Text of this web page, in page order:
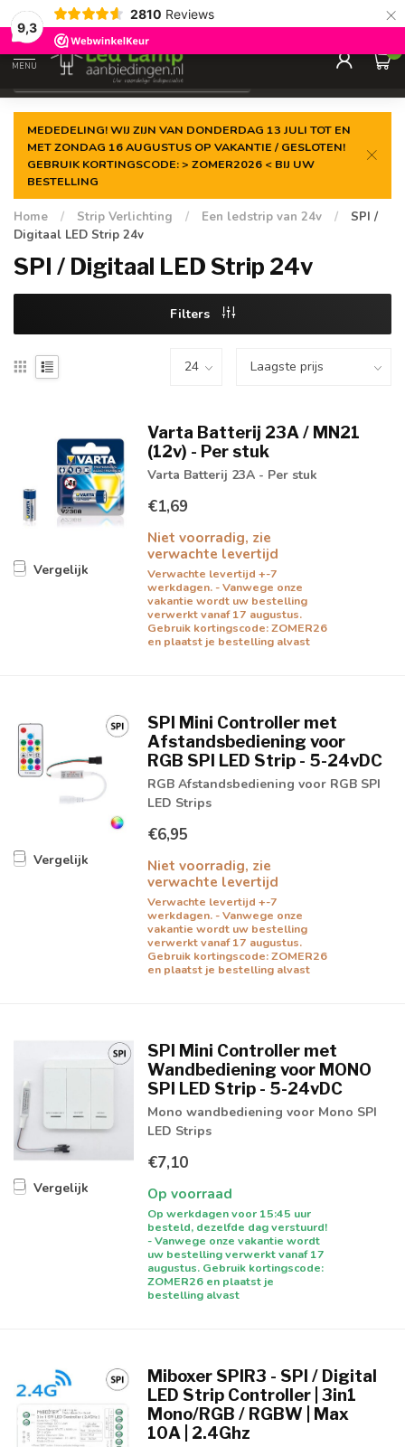
9,3
2810 Reviews ×
Gegarandeerde delaagste prijs
MENU
0
MEDEDELING! WIJ ZIJN VAN DONDERDAG 13 JULI TOT EN
MET ZONDAG 16 AUGUSTUS OP VAKANTIE / GESLOTEN!
GEBRUIK KORTINGSCODE: > ZOMER2026 < BIJ UW
BESTELLING
Home / Strip Verlichting / Een ledstrip van 24v /
SPI /
Digitaal LED Strip 24v
SPI / Digitaal LED Strip 24v
Filters
Vergelijk
Varta Batterij 23A / MN21
(12v) - Per stuk
Varta Batterij 23A - Per stuk
€1,69
Niet voorradig, zie
verwachte levertijd
Verwachte levertijd +-7
werkdagen. - Vanwege onze
vakantie wordt uw bestelling
verwerkt vanaf 17 augustus.
Gebruik kortingscode: ZOMER26
en plaatst je bestelling alvast
Vergelijk
SPI Mini Controller met
Afstandsbediening voor
RGB SPI LED Strip - 5-24vDC
RGB Afstandsbediening voor RGB SPI
LED Strips
€6,95
Niet voorradig, zie
verwachte levertijd
Verwachte levertijd +-7
werkdagen. - Vanwege onze
vakantie wordt uw bestelling
verwerkt vanaf 17 augustus.
Gebruik kortingscode: ZOMER26
en plaatst je bestelling alvast
Vergelijk
SPI Mini Controller met
Wandbediening voor MONO
SPI LED Strip - 5-24vDC
Mono wandbediening voor Mono SPI
LED Strips
€7,10
Op voorraad
Op werkdagen voor 15:45 uur
besteld, dezelfde dag verstuurd!
- Vanwege onze vakantie wordt
uw bestelling verwerkt vanaf 17
augustus. Gebruik kortingscode:
ZOMER26 en plaatst je
bestelling alvast
Miboxer SPIR3 - SPI / Digital
LED Strip Controller | 3in1
Mono/RGB / RGBW | Max
10A | 2.4Ghz